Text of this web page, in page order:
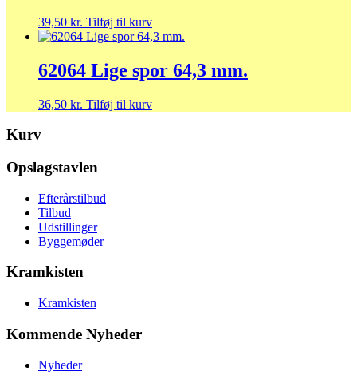
39,50 kr. Tilføj til kurv
62064 Lige spor 64,3 mm.
36,50 kr. Tilføj til kurv
Kurv
Opslagstavlen
Efterårstilbud
Tilbud
Udstillinger
Byggemøder
Kramkisten
Kramkisten
Kommende Nyheder
Nyheder